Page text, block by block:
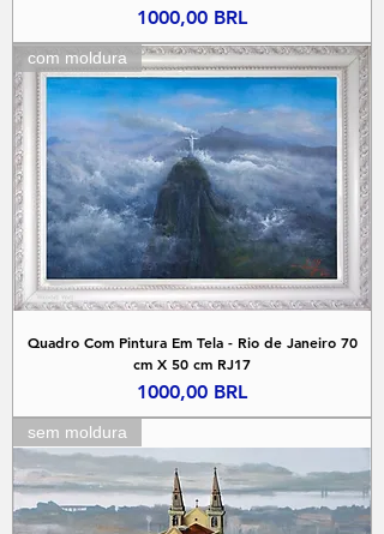
Precio
1000,00 BRL
com moldura
Quadro Com Pintura Em Tela - Rio de Janeiro 70
cm X 50 cm RJ17
Precio
1000,00 BRL
sem moldura